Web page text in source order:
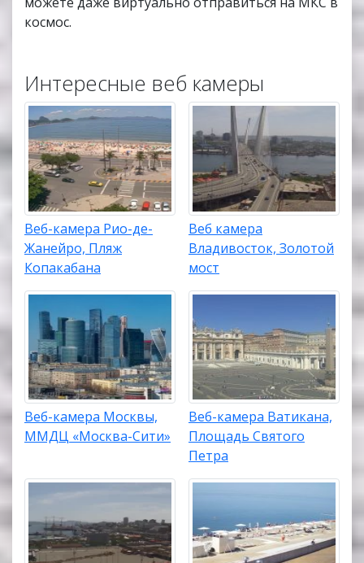
космос.
Интересные веб камеры
Веб-камера Рио-де-
Жанейро, Пляж
Копакабана
Веб камера
Владивосток, Золотой
мост
Веб-камера Москвы,
ММДЦ «Москва-Сити»
Веб-камера Ватикана,
Площадь Святого
Петра